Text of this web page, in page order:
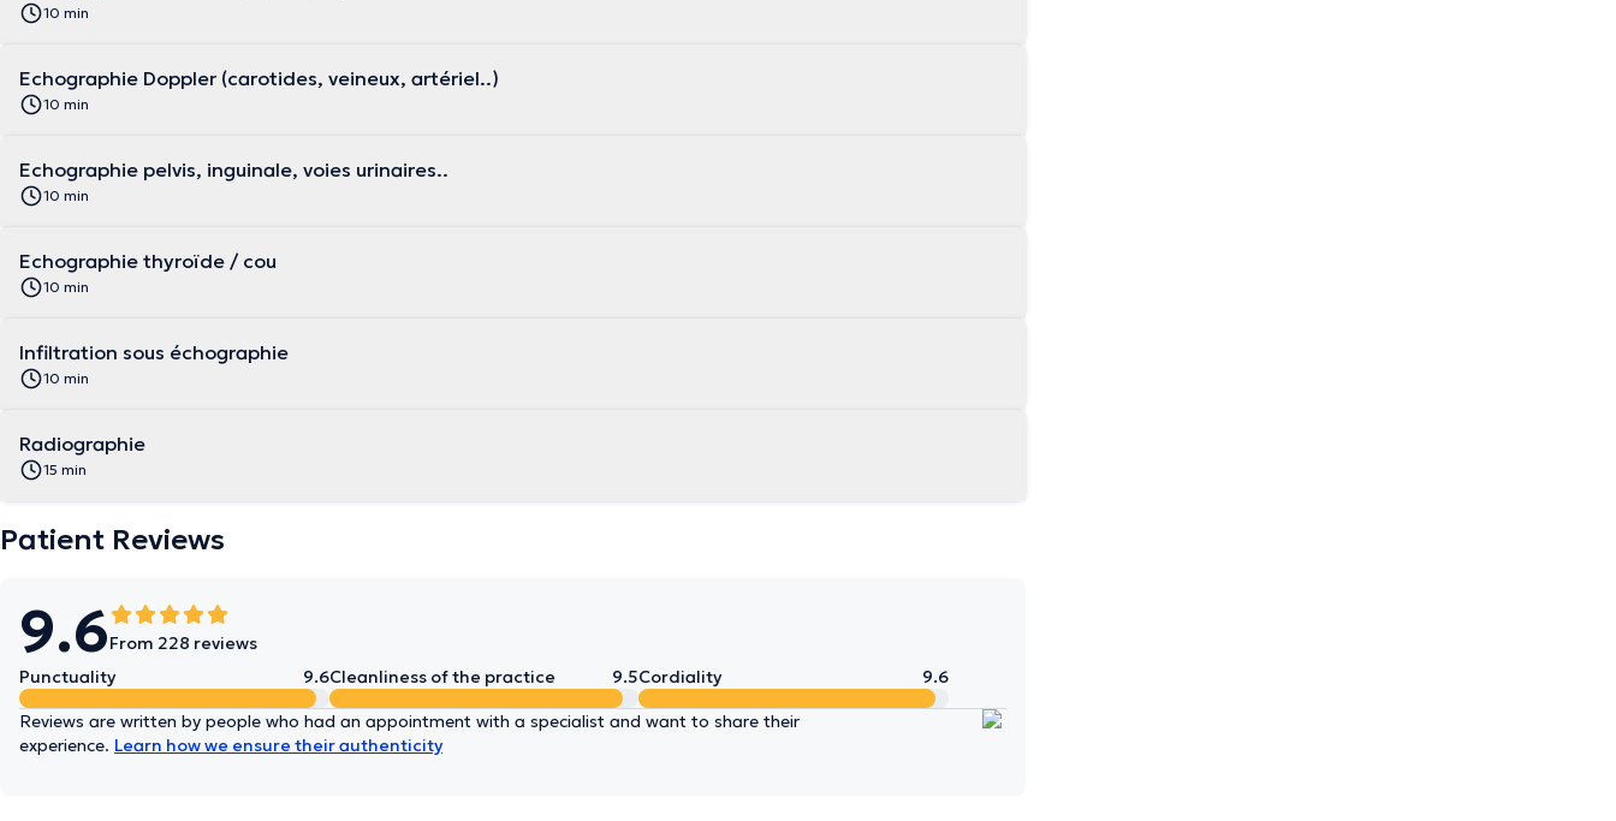
10 min
Echographie Doppler (carotides, veineux, artériel..)
10 min
Echographie pelvis, inguinale, voies urinaires..
10 min
Echographie thyroïde / cou
10 min
Infiltration sous échographie
10 min
Radiographie
15 min
Patient Reviews
9.6From 228 reviews
Punctuality
9.6Cleanliness of the practice 9.5Cordiality 9.6
Reviews are written by people who had an appointment with a specialist and want to share their
experience. Learn how we ensure their authenticity